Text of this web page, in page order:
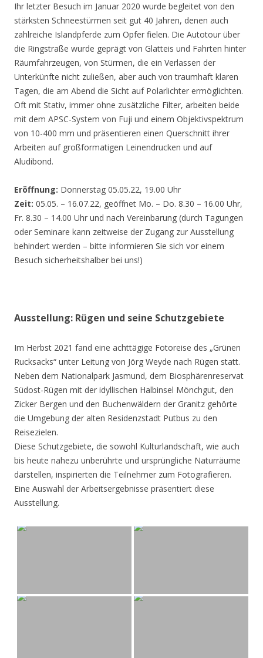
Ihr letzter Besuch im Januar 2020 wurde begleitet von den
stärksten Schneestürmen seit gut 40 Jahren, denen auch
zahlreiche Islandpferde zum Opfer fielen. Die Autotour über
die Ringstraße wurde geprägt von Glatteis und Fahrten hinter
Räumfahrzeugen, von Stürmen, die ein Verlassen der
Unterkünfte nicht zuließen, aber auch von traumhaft klaren
Tagen, die am Abend die Sicht auf Polarlichter ermöglichten.
Oft mit Stativ, immer ohne zusätzliche Filter, arbeiten beide
mit dem APSC-System von Fuji und einem Objektivspektrum
von 10-400 mm und präsentieren einen Querschnitt ihrer
Arbeiten auf großformatigen Leinendrucken und auf
Aludibond.
Eröffnung: Donnerstag 05.05.22, 19.00 Uhr
Zeit: 05.05. – 16.07.22, geöffnet Mo. – Do. 8.30 – 16.00 Uhr,
Fr. 8.30 – 14.00 Uhr und nach Vereinbarung (durch Tagungen
oder Seminare kann zeitweise der Zugang zur Ausstellung
behindert werden – bitte informieren Sie sich vor einem
Besuch sicherheitshalber bei uns!)
Ausstellung: Rügen und seine Schutzgebiete
Im Herbst 2021 fand eine achttägige Fotoreise des „Grünen
Rucksacks“ unter Leitung von Jörg Weyde nach Rügen statt.
Neben dem Nationalpark Jasmund, dem Biosphärenreservat
Südost-Rügen mit der idyllischen Halbinsel Mönchgut, den
Zicker Bergen und den Buchenwäldern der Granitz gehörte
die Umgebung der alten Residenzstadt Putbus zu den
Reisezielen.
Diese Schutzgebiete, die sowohl Kulturlandschaft, wie auch
bis heute nahezu unberührte und ursprüngliche Naturräume
darstellen, inspirierten die Teilnehmer zum Fotografieren.
Eine Auswahl der Arbeitsergebnisse präsentiert diese
Ausstellung.